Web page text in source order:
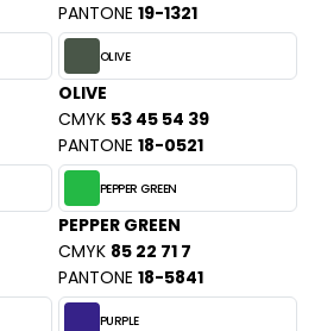
PANTONE 19-1321
OLIVE
OLIVE
CMYK 53 45 54 39
PANTONE 18-0521
PEPPER GREEN
PEPPER GREEN
CMYK 85 22 71 7
PANTONE 18-5841
PURPLE